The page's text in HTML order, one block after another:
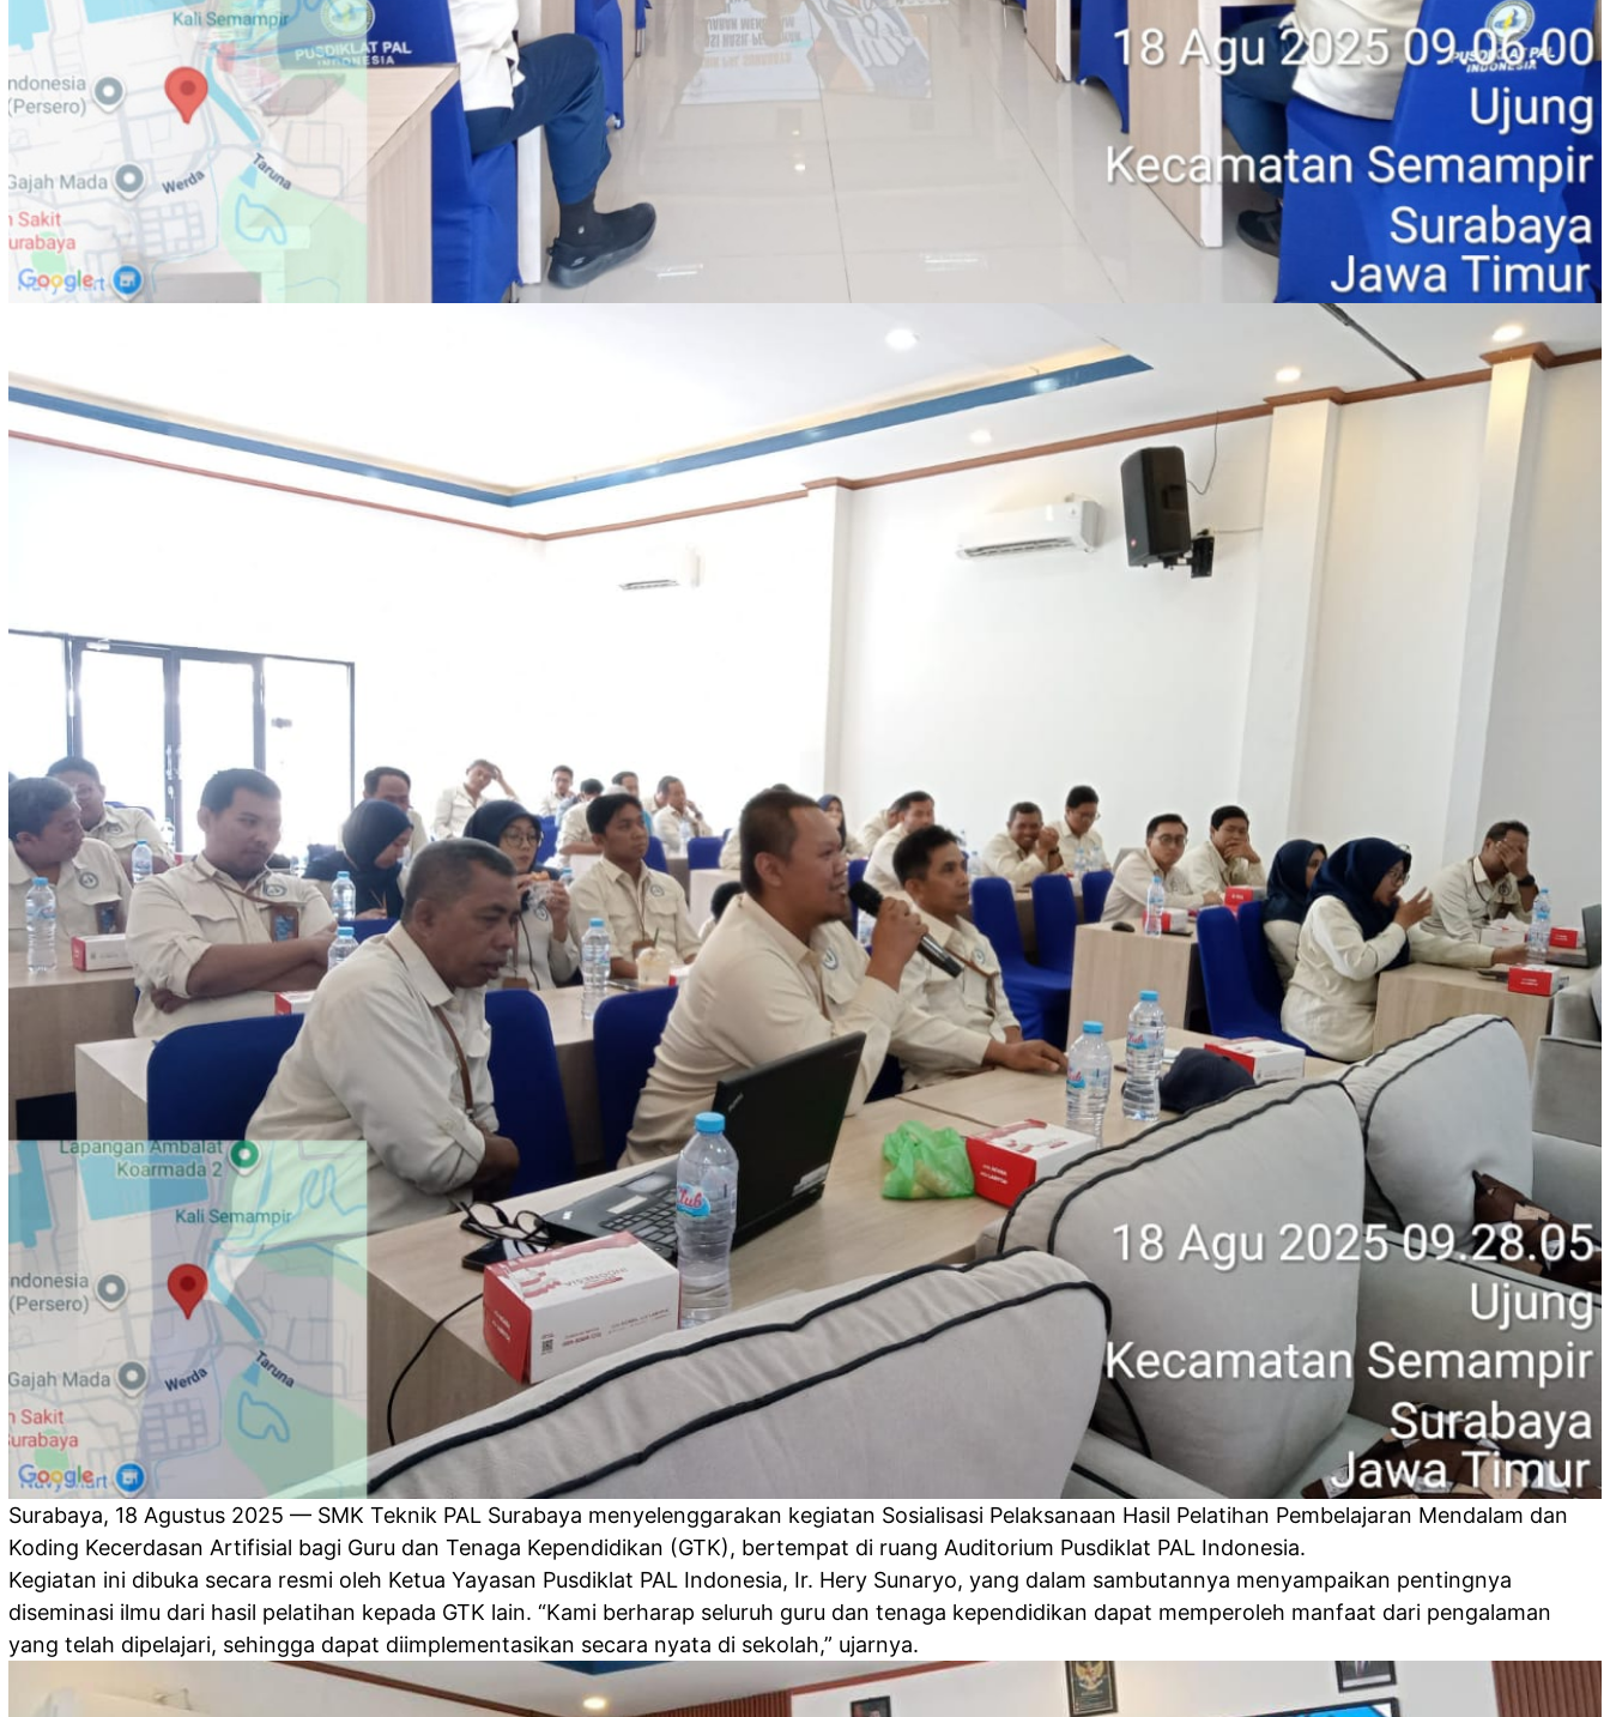
Surabaya, 18 Agustus 2025 — SMK Teknik PAL Surabaya menyelenggarakan kegiatan Sosialisasi Pelaksanaan Hasil Pelatihan Pembelajaran Mendalam dan
Koding Kecerdasan Artifisial bagi Guru dan Tenaga Kependidikan (GTK), bertempat di ruang Auditorium Pusdiklat PAL Indonesia.
Kegiatan ini dibuka secara resmi oleh Ketua Yayasan Pusdiklat PAL Indonesia, Ir. Hery Sunaryo, yang dalam sambutannya menyampaikan pentingnya
diseminasi ilmu dari hasil pelatihan kepada GTK lain. “Kami berharap seluruh guru dan tenaga kependidikan dapat memperoleh manfaat dari pengalaman
yang telah dipelajari, sehingga dapat diimplementasikan secara nyata di sekolah,” ujarnya.